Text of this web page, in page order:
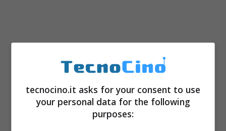
tecnocino.it asks for your consent to use
your personal data for the following
purposes: